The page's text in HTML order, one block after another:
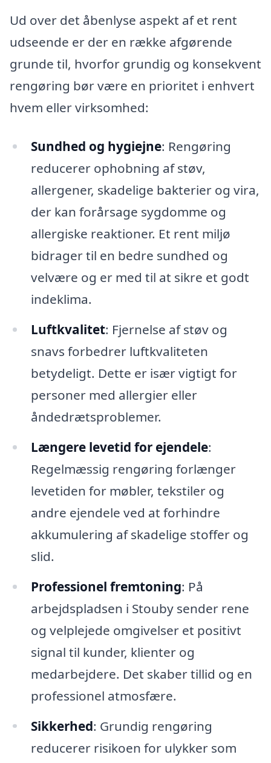
Ud over det åbenlyse aspekt af et rent
udseende er der en række afgørende
grunde til, hvorfor grundig og konsekvent
rengøring bør være en prioritet i enhvert
hvem eller virksomhed:
Sundhed og hygiejne: Rengøring
reducerer ophobning af støv,
allergener, skadelige bakterier og vira,
der kan forårsage sygdomme og
allergiske reaktioner. Et rent miljø
bidrager til en bedre sundhed og
velvære og er med til at sikre et godt
indeklima.
Luftkvalitet: Fjernelse af støv og
snavs forbedrer luftkvaliteten
betydeligt. Dette er især vigtigt for
personer med allergier eller
åndedrætsproblemer.
Længere levetid for ejendele:
Regelmæssig rengøring forlænger
levetiden for møbler, tekstiler og
andre ejendele ved at forhindre
akkumulering af skadelige stoffer og
slid.
Professionel fremtoning: På
arbejdspladsen i Stouby sender rene
og velplejede omgivelser et positivt
signal til kunder, klienter og
medarbejdere. Det skaber tillid og en
professionel atmosfære.
Sikkerhed: Grundig rengøring
reducerer risikoen for ulykker som